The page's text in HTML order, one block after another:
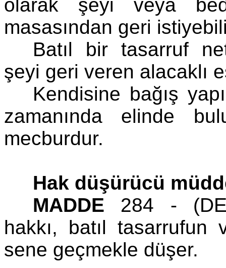
olarak şeyi veya
masasından geri
Batıl bir tasarruf
şeyi geri veren alacaklı
Kendisine bağış
zamanında elinde
mecburdur.
Hak düşürücü
MADDE 284 -
hakkı, batıl
sene geçmekle düşer.